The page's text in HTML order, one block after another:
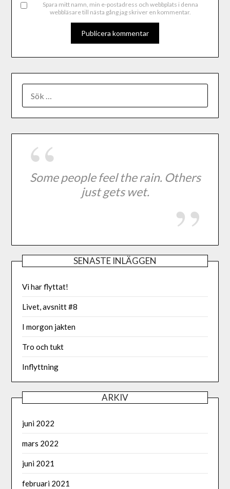
Spara mitt namn, min e-postadress och webbplats i denna
webbläsare till nästa gång jag skriver en kommentar.
Some people feel the rain. Others
just gets wet.
SENASTE INLÄGGEN
Vi har flyttat!
Livet, avsnitt #8
I morgon jakten
Tro och tukt
Inflyttning
ARKIV
juni 2022
mars 2022
juni 2021
februari 2021